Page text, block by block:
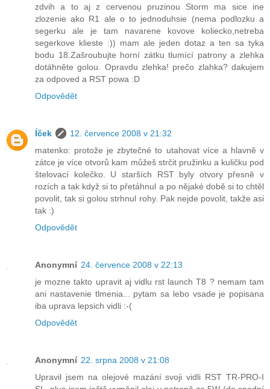
zdvih a to aj z cervenou pruzinou Storm ma sice ine
zlozenie ako R1 ale o to jednoduhsie (nema podlozku a
segerku ale je tam navarene kovove koliecko,netreba
segerkove klieste :)) mam ale jeden dotaz a ten sa tyka
bodu 18.Zašroubujte horní zátku tlumící patrony a zlehka
dotáhněte golou. Opravdu zlehka! prečo zlahka? dakujem
za odpoved a RST powa :D
Odpovědět
Íček
12. července 2008 v 21:32
matenko: protože je zbytečné to utahovat více a hlavně v
zátce je více otvorů kam můžeš strčit pružinku a kuličku pod
štelovací kolečko. U starších RST byly otvory přesně v
rozích a tak když si to přetáhnul a po nějaké době si to chtěl
povolit, tak si golou strhnul rohy. Pak nejde povolit, takže asi
tak :)
Odpovědět
Anonymní 24. července 2008 v 22:13
je mozne takto upravit aj vidlu rst launch T8 ? nemam tam
ani nastavenie tlmenia... pytam sa lebo vsade je popisana
iba uprava lepsich vidli :-(
Odpovědět
Anonymní 22. srpna 2008 v 21:08
Upravil jsem na olejové mazání svoji vidli RST TR-PRO-I